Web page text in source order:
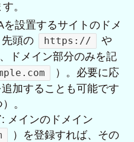
。
を設置するサイトのドメ
頭の
https:// や
ドメイン部分のみを記
）。必要に応
加することも可能です
。
: メインのドメイン
）を登録すれば、その